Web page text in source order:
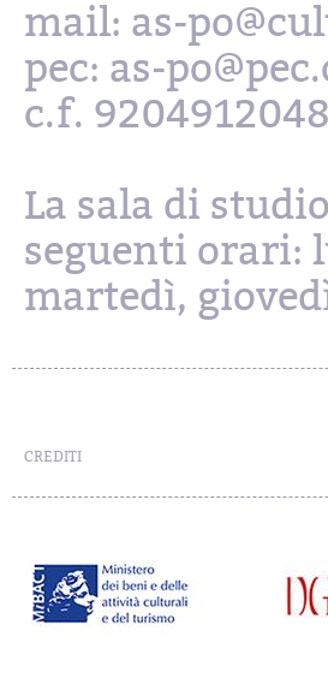
mail: as-
pec: as-
c.f.
La sala di
seguenti orari:
martedì,
CREDITI